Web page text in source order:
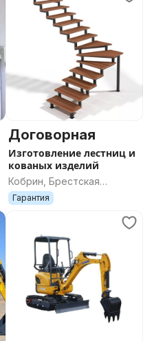
Договорная
Изготовление лестниц и
кованых изделий
Кобрин, Брестская
область
Гарантия